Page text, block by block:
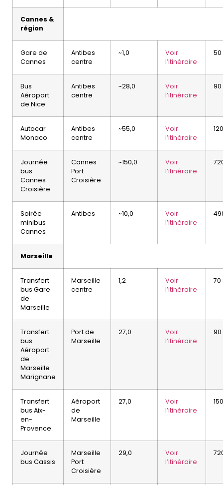
Cannes &
région
Gare de
Cannes
Antibes
centre
~1,0
Voir
l’itinéraire
Bus
Aéroport
de Nice
Antibes
centre
~28,0
Voir
l’itinéraire
Autocar
Monaco
Antibes
centre
~55,0
Voir
l’itinéraire
Journée
bus
Cannes
Croisière
Cannes
Port
Croisière
~150,0
Voir
l’itinéraire
Soirée
minibus
Cannes
Antibes ~10,0
Voir
l’itinéraire
Marseille
Transfert
bus Gare
de
Marseille
Marseille
centre
1,2
Voir
l’itinéraire
70
Transfert
bus
Aéroport
de
Marseille
Marignane
Port de
Marseille
27,0
Voir
l’itinéraire
Transfert
bus Aix-
en-
Provence
Aéroport
de
Marseille
27,0
Voir
l’itinéraire
Journée
bus Cassis
Marseille
Port
Croisière
29,0
Voir
l’itinéraire